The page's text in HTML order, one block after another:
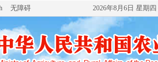
无障碍 2026年8月6日 星期